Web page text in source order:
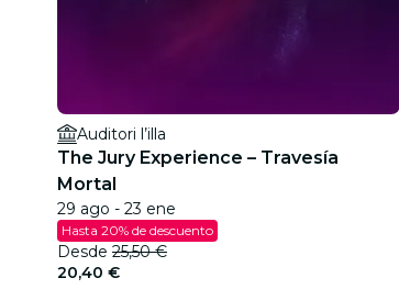
Auditori l’illa
The Jury Experience – Travesía
Mortal
29 ago - 23 ene
Hasta 20% de descuento
Desde 25,50 €
20,40 €